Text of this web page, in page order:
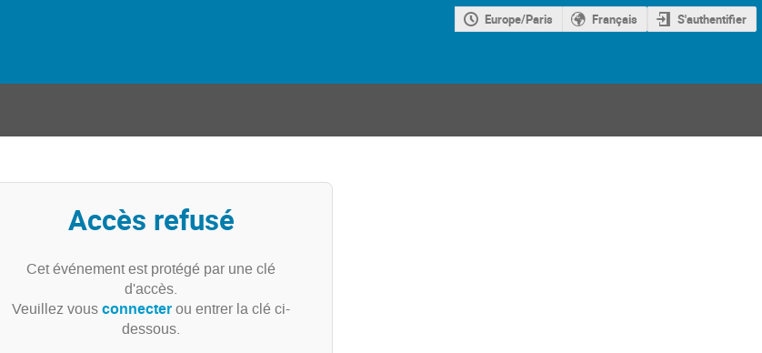
Europe/Paris Français S'authentifier
Accès refusé
Cet événement est protégé par une clé
d'accès.
Veuillez vous connecter ou entrer la clé ci-
dessous.